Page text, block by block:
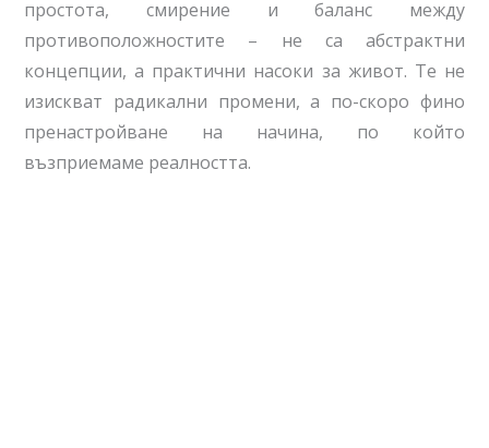
простота, смирение и баланс между
противоположностите – не са абстрактни
концепции, а практични насоки за живот. Те не
изискват радикални промени, а по-скоро фино
пренастройване на начина, по който
възприемаме реалността.